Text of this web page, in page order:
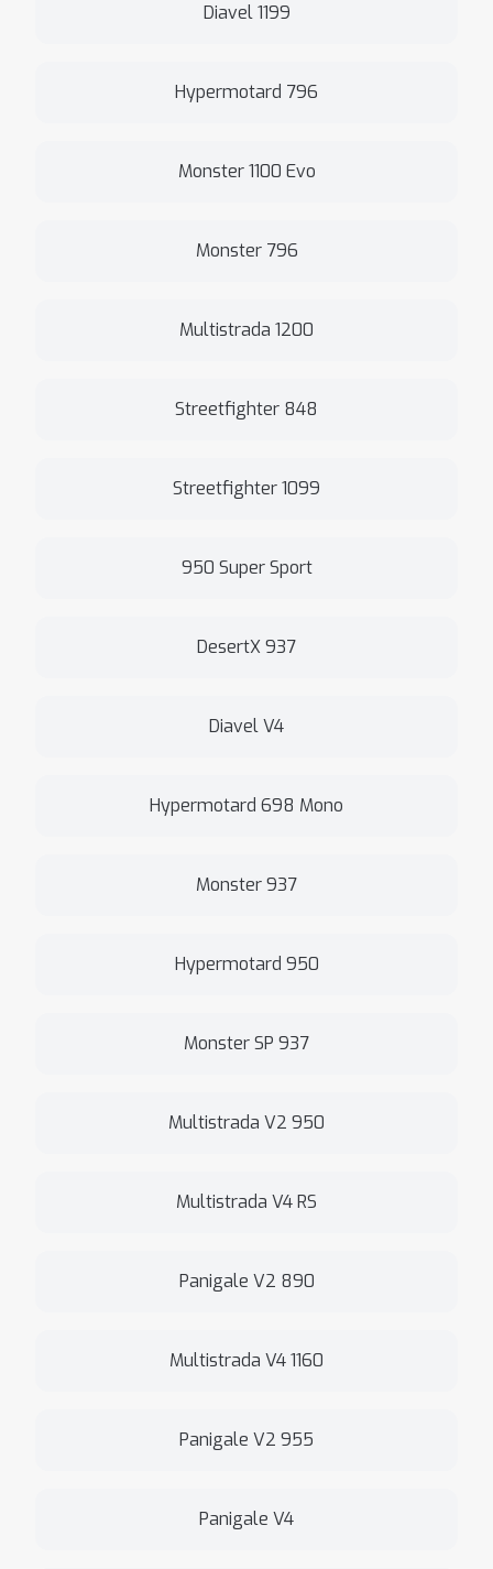
Diavel 1199
Hypermotard 796
Monster 1100 Evo
Monster 796
Multistrada 1200
Streetfighter 848
Streetfighter 1099
950 Super Sport
DesertX 937
Diavel V4
Hypermotard 698 Mono
Monster 937
Hypermotard 950
Monster SP 937
Multistrada V2 950
Multistrada V4 RS
Panigale V2 890
Multistrada V4 1160
Panigale V2 955
Panigale V4